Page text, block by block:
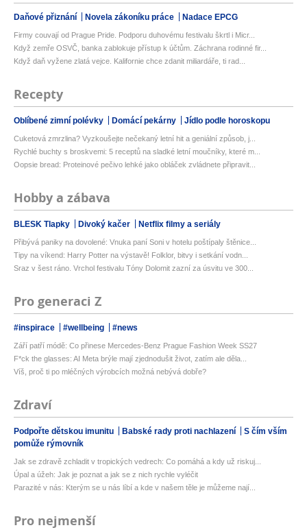
Daňové přiznání Novela zákoníku práce Nadace EPCG
Firmy couvají od Prague Pride. Podporu duhovému festivalu škrtl i Micr...
Když zemře OSVČ, banka zablokuje přístup k účtům. Záchrana rodinné fir...
Když daň vyžene zlatá vejce. Kalifornie chce zdanit miliardáře, ti rad...
Recepty
Oblíbené zimní polévky Domácí pekárny Jídlo podle horoskopu
Cuketová zmrzlina? Vyzkoušejte nečekaný letní hit a geniální způsob, j...
Rychlé buchty s broskvemi: 5 receptů na sladké letní moučníky, které m...
Oopsie bread: Proteinové pečivo lehké jako obláček zvládnete připravit...
Hobby a zábava
BLESK Tlapky Divoký kačer Netflix filmy a seriály
Přibývá paniky na dovolené: Vnuka paní Soni v hotelu poštípaly štěnice...
Tipy na víkend: Harry Potter na výstavě! Folklor, bitvy i setkání vodn...
Sraz v šest ráno. Vrchol festivalu Tóny Dolomit zazní za úsvitu ve 300...
Pro generaci Z
#inspirace #wellbeing #news
Září patří módě: Co přinese Mercedes-Benz Prague Fashion Week SS27
F*ck the glasses: AI Meta brýle mají zjednodušit život, zatím ale děla...
Víš, proč ti po mléčných výrobcích možná nebývá dobře?
Zdraví
Podpořte dětskou imunitu Babské rady proti nachlazení
S čím vším
pomůže rýmovník
Jak se zdravě zchladit v tropických vedrech: Co pomáhá a kdy už riskuj...
Úpal a úžeh: Jak je poznat a jak se z nich rychle vyléčit
Parazité v nás: Kterým se u nás líbí a kde v našem těle je můžeme nají...
Pro nejmenší